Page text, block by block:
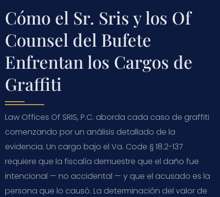
Cómo el Sr. Sris y los Of
Counsel del Bufete
Enfrentan los Cargos de
Graffiti
Law Offices Of SRIS, P.C. aborda cada caso de graffiti
comenzando por un análisis detallado de la
evidencia. Un cargo bajo el Va. Code § 18.2-137
requiere que la fiscalía demuestre que el daño fue
intencional — no accidental — y que el acusado es la
persona que lo causó. La determinación del valor de